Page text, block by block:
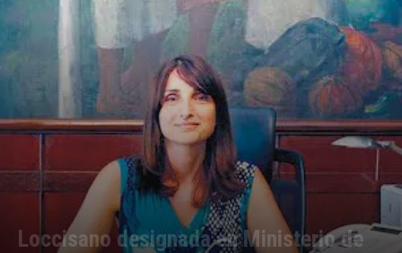
Loccisano designada en Ministerio de